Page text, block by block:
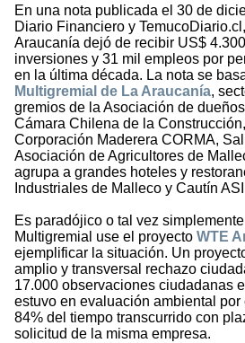
En una nota publicada el 30 de
Diario Financiero y
Araucanía dejó de recibir US$
inversiones y 31 mil empleos por
en la última década. La nota se
Multigremial de La Araucanía,
gremios de la Asociación de
Cámara Chilena de la
Corporación Maderera CORMA,
Asociación de Agricultores de
agrupa a grandes hoteles y
Industriales de Malleco y Cautín
Es paradójico o tal vez
Multigremial use el proyecto WTE
ejemplificar la situación. Un
amplio y transversal rechazo
17.000 observaciones ciudadanas
estuvo en evaluación ambiental por
84% del tiempo transcurrido con
solicitud de la misma empresa.